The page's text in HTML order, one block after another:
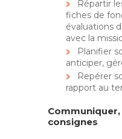
Répartir
fiches de
évaluations
avec la
Planifier
anticiper,
Repérer
rapport au
consignes